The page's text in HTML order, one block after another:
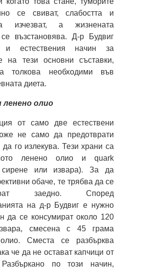
се свиват, слабостта и
изчезват, а жизнената
възстановява. Д-р Будвиг
и естествения начин за
на тези основни съставки,
толкова необходими във
диета.
ленено олио
от само две естествени
не само да предотврати
го излекува. Тези храни са
ленено олио и quark
сирене или извара). За да
обаче, те трябва да се
заедно. Според
на д-р Будвиг е нужно
да се консумират около 120
смесена с 45 грама
Сместа се разбърква
че да не остават капчици от
по този начин,